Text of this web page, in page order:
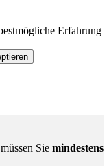
Erfahrung
Sie mindestens